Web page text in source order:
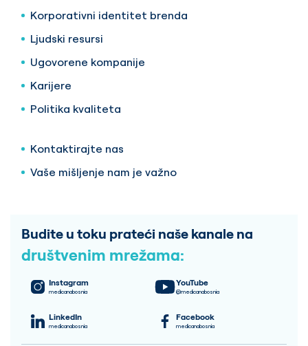
Korporativni identitet brenda
Ljudski resursi
Ugovorene kompanije
Karijere
Politika kvaliteta
Kontaktirajte nas
Vaše mišljenje nam je važno
Budite u toku prateći naše kanale na
društvenim mrežama:
Instagram
medicanabosnia
YouTube
@medicanabosnia
LinkedIn
medicanabosnia
Facebook
medicanabosnia